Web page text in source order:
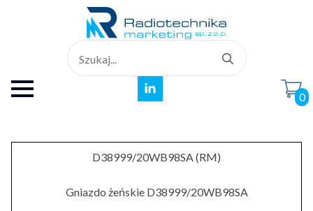
for:
0
D38999/20WB98SA (RM)
Gniazdo żeńskie D38999/20WB98SA